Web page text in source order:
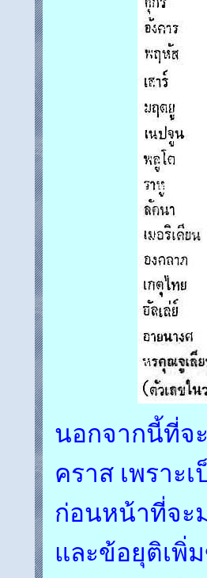
นอกจากนี้ที่จ
คราส เพราะ
ก่อนหน้าที่จะ
และข้อยุติเพิ่